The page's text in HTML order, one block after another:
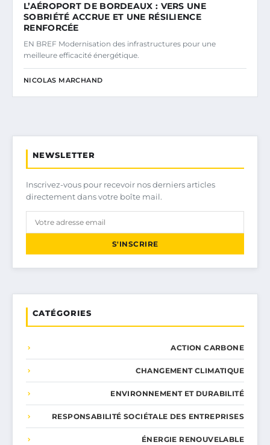
L’AÉROPORT DE BORDEAUX : VERS UNE
SOBRIÉTÉ ACCRUE ET UNE RÉSILIENCE
RENFORCÉE
EN BREF Modernisation des infrastructures pour une
meilleure efficacité énergétique.
NICOLAS MARCHAND
NEWSLETTER
Inscrivez-vous pour recevoir nos derniers articles
directement dans votre boîte mail.
S'INSCRIRE
CATÉGORIES
ACTION CARBONE
CHANGEMENT CLIMATIQUE
ENVIRONNEMENT ET DURABILITÉ
RESPONSABILITÉ SOCIÉTALE DES ENTREPRISES
ÉNERGIE RENOUVELABLE